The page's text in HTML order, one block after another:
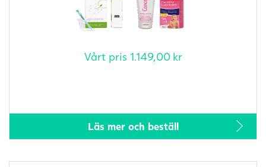
Vårt pris 1.149,00 kr
Läs mer och beställ